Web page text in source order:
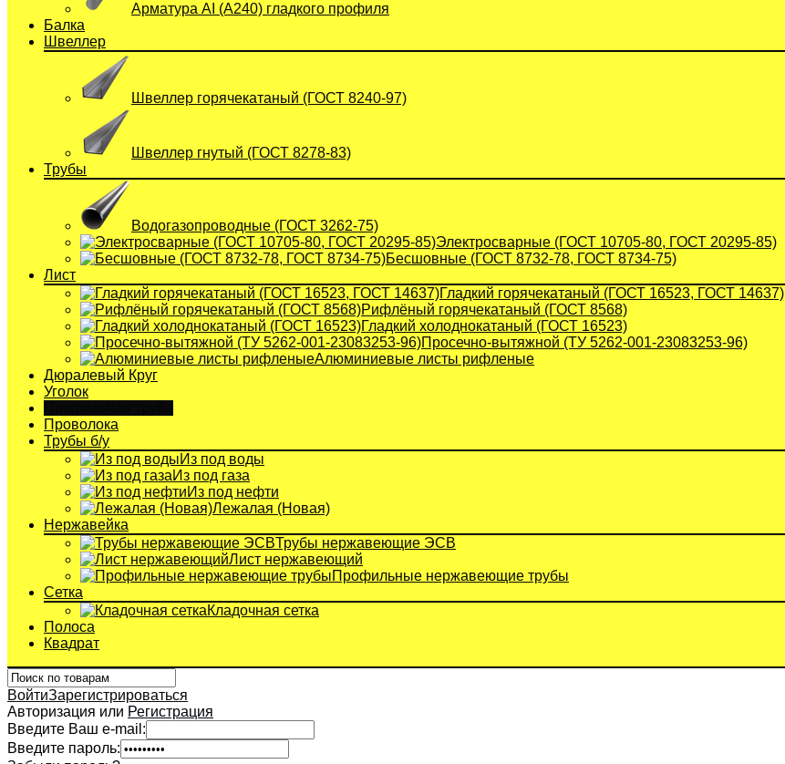
Арматура АI (A240) гладкого профиля
Балка
Швеллер
Швеллер горячекатаный (ГОСТ 8240-97)
Швеллер гнутый (ГОСТ 8278-83)
Трубы
Водогазопроводные (ГОСТ 3262-75)
Электросварные (ГОСТ 10705-80, ГОСТ 20295-85)
Бесшовные (ГОСТ 8732-78, ГОСТ 8734-75)
Лист
Гладкий горячекатаный (ГОСТ 16523, ГОСТ 14637)
Рифлёный горячекатаный (ГОСТ 8568)
Гладкий холоднокатаный (ГОСТ 16523)
Просечно-вытяжной (ТУ 5262-001-23083253-96)
Алюминиевые листы рифленые
Дюралевый Круг
Уголок
Проволока
Трубы б/у
Из под воды
Из под газа
Из под нефти
Лежалая (Новая)
Нержавейка
Трубы нержавеющие ЭСВ
Лист нержавеющий
Профильные нержавеющие трубы
Сетка
Кладочная сетка
Полоса
Квадрат
ВойтиЗарегистрироваться
Авторизация или Регистрация
Введите Ваш e-mail:
Введите пароль: